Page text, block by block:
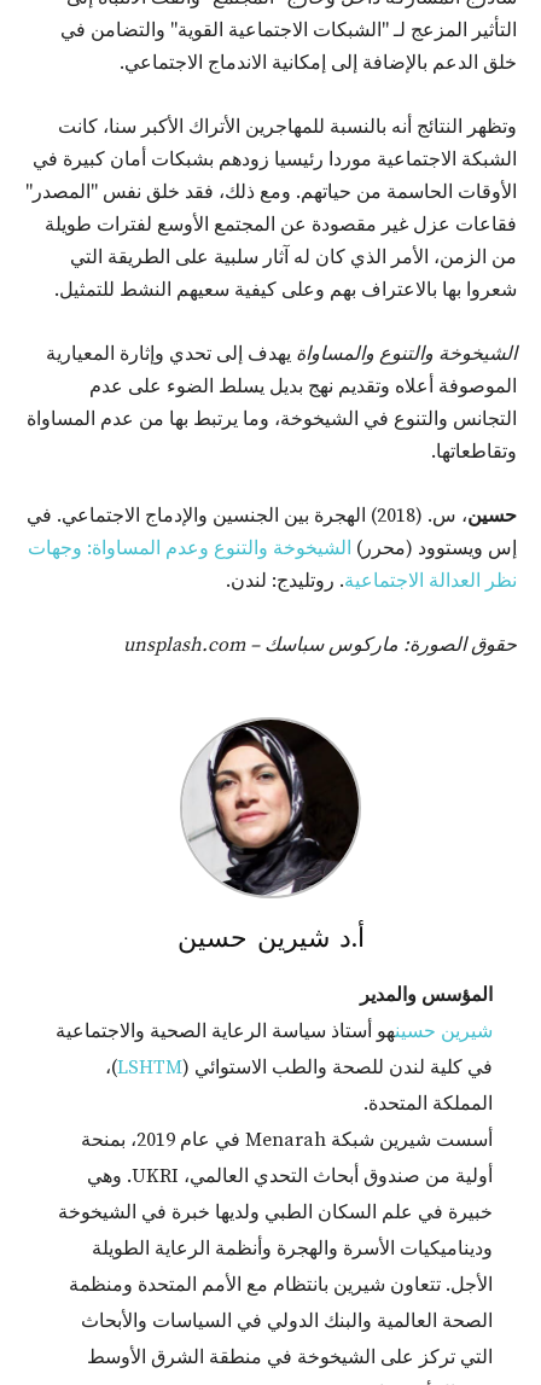
التأثير المزعج لـ "الشبكات الاجتماعية القوية" والتضامن في
خلق الدعم بالإضافة إلى إمكانية الاندماج الاجتماعي.
وتظهر النتائج أنه بالنسبة للمهاجرين الأتراك الأكبر سنا، كانت
الشبكة الاجتماعية موردا رئيسيا زودهم بشبكات أمان كبيرة في
الأوقات الحاسمة من حياتهم. ومع ذلك، فقد خلق نفس "المصدر"
فقاعات عزل غير مقصودة عن المجتمع الأوسع لفترات طويلة
من الزمن، الأمر الذي كان له آثار سلبية على الطريقة التي
شعروا بها بالاعتراف بهم وعلى كيفية سعيهم النشط للتمثيل.
الشيخوخة والتنوع والمساواة يهدف إلى تحدي وإثارة المعيارية
الموصوفة أعلاه وتقديم نهج بديل يسلط الضوء على عدم
التجانس والتنوع في الشيخوخة، وما يرتبط بها من عدم المساواة
وتقاطعاتها.
حسين
، س. (2018) الهجرة بين الجنسين والإدماج الاجتماعي. في
إس ويستوود (محرر) الشيخوخة والتنوع وعدم المساواة: وجهات
نظر العدالة الاجتماعية. روتليدج: لندن.
حقوق الصورة: ماركوس سباسك – unsplash.com
أ.د شيرين حسين
المؤسس والمدير
شيرين حسينهو أستاذ سياسة الرعاية الصحية والاجتماعية
في كلية لندن للصحة والطب الاستوائي (LSHTM)،
المملكة المتحدة.
أسست شيرين شبكة Menarah في عام 2019، بمنحة
أولية من صندوق أبحاث التحدي العالمي، UKRI. وهي
خبيرة في علم السكان الطبي ولديها خبرة في الشيخوخة
وديناميكيات الأسرة والهجرة وأنظمة الرعاية الطويلة
الأجل. تتعاون شيرين بانتظام مع الأمم المتحدة ومنظمة
الصحة العالمية والبنك الدولي في السياسات والأبحاث
التي تركز على الشيخوخة في منطقة الشرق الأوسط